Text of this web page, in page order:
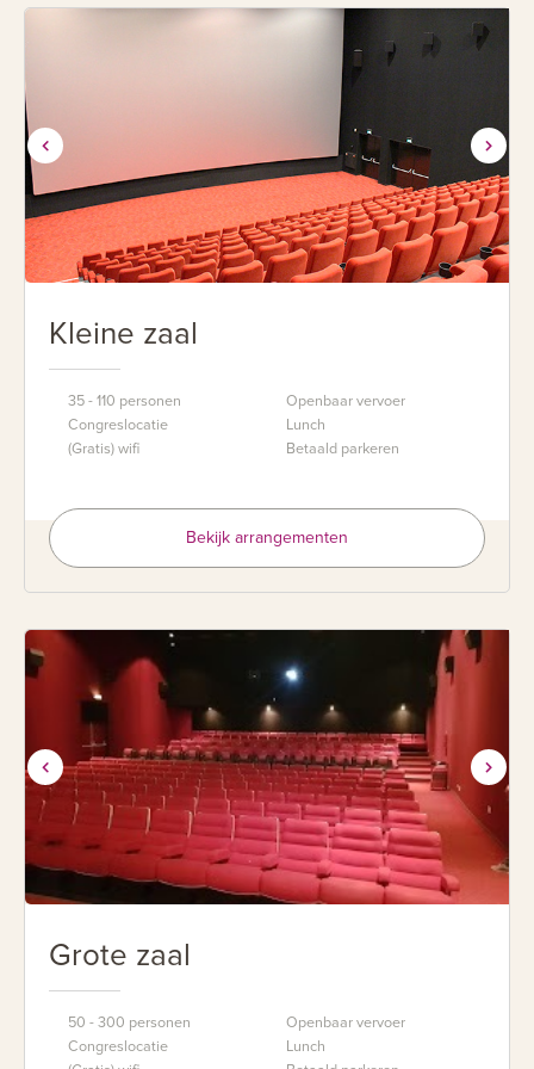
Kleine zaal
35 - 110 personen
Congreslocatie
(Gratis) wifi
Openbaar vervoer
Lunch
Betaald parkeren
Bekijk arrangementen
Grote zaal
50 - 300 personen
Congreslocatie
Openbaar vervoer
Lunch